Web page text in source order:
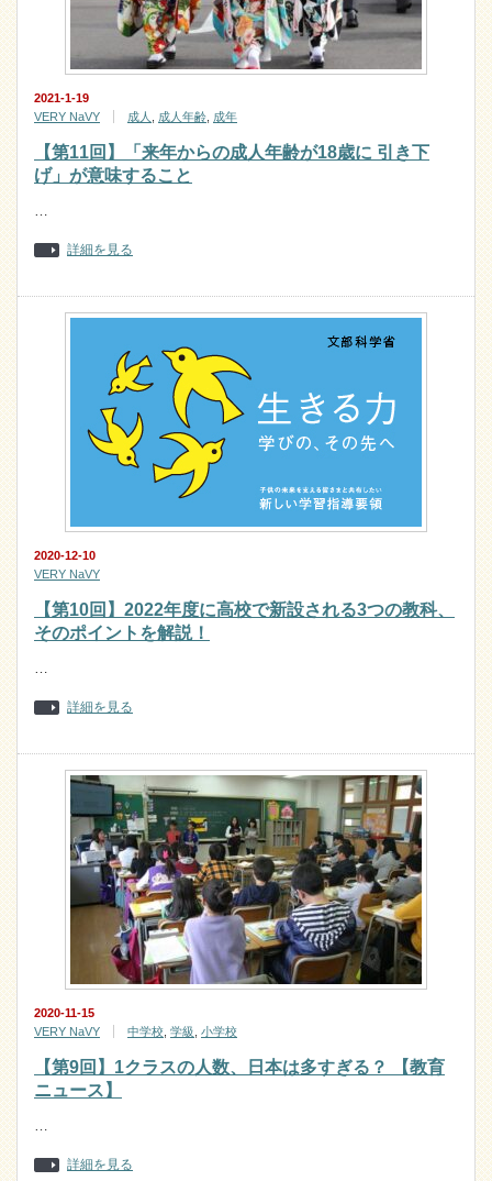
2021-1-19
VERY NaVY
成人 成人年齢 成年
【第11回】「来年からの成人年齢が18歳に 引き下
げ」が意味すること
…
詳細を見る
2020-12-10
VERY NaVY
【第10回】2022年度に高校で新設される3つの教科、
そのポイントを解説！
…
詳細を見る
2020-11-15
VERY NaVY
中学校 学級 小学校
【第9回】1クラスの人数、日本は多すぎる？ 【教育
ニュース】
…
詳細を見る